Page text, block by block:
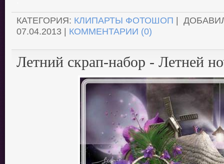
КАТЕГОРИЯ: КЛИПАРТЫ ФОТОШОП |
07.04.2013 | КОММЕНТАРИИ (0)
Летний скрап-набор - Летней